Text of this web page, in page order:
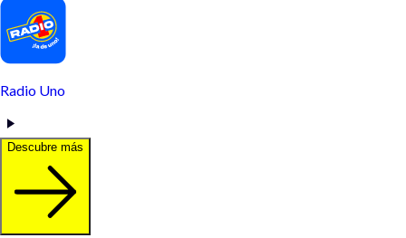
Radio Uno
Descubre más